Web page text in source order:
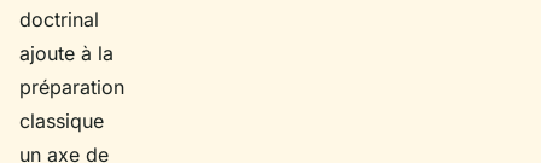
doctrinal
ajoute à la
préparation
classique
un axe de